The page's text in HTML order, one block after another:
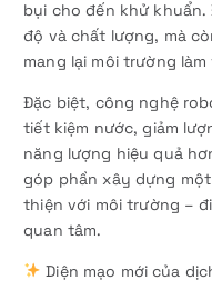
bụi cho đến khử
độ và chất lượng, mà
mang lại môi trường
Đặc biệt, công nghệ
tiết kiệm nước, giảm
năng lượng hiệu quả
góp phần xây dựng
thiện với môi trường –
quan tâm.
Diện mạo mới của